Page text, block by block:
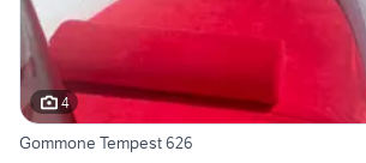
4
Gommone Tempest 626